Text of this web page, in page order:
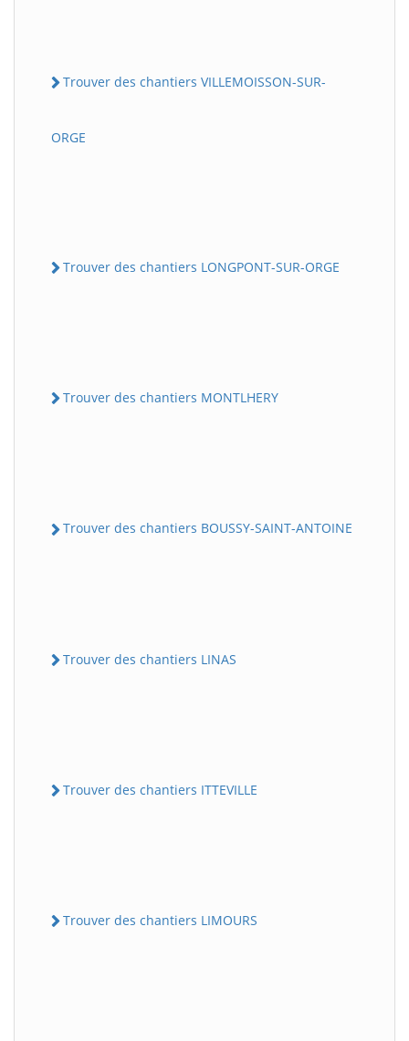
Trouver des chantiers VILLEMOISSON-SUR-
ORGE
Trouver des chantiers LONGPONT-SUR-ORGE
Trouver des chantiers MONTLHERY
Trouver des chantiers BOUSSY-SAINT-ANTOINE
Trouver des chantiers LINAS
Trouver des chantiers ITTEVILLE
Trouver des chantiers LIMOURS